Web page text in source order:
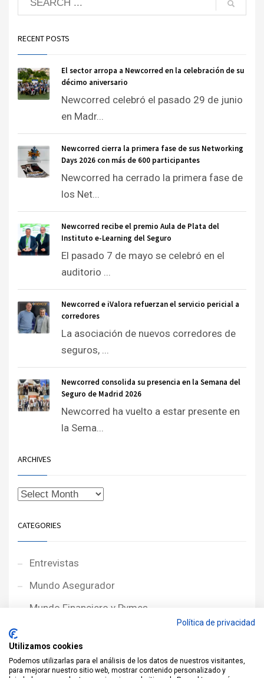
RECENT POSTS
El sector arropa a Newcorred en la celebración de su
décimo aniversario
Newcorred celebró el pasado 29 de junio
en Madr...
Newcorred cierra la primera fase de sus Networking
Days 2026 con más de 600 participantes
Newcorred ha cerrado la primera fase de
los Net...
Newcorred recibe el premio Aula de Plata del
Instituto e-Learning del Seguro
El pasado 7 de mayo se celebró en el
auditorio ...
Newcorred e iValora refuerzan el servicio pericial a
corredores
La asociación de nuevos corredores de
seguros, ...
Newcorred consolida su presencia en la Semana del
Seguro de Madrid 2026
Newcorred ha vuelto a estar presente en
la Sema...
ARCHIVES
CATEGORIES
Entrevistas
Mundo Asegurador
Mundo Financiero y Pymes
Noticias NewcorRED
Protagonistas
Política de privacidad
Utilizamos cookies
Podemos utilizarlas para el análisis de los datos de nuestros visitantes,
para mejorar nuestro sitio web, mostrar contenido personalizado y